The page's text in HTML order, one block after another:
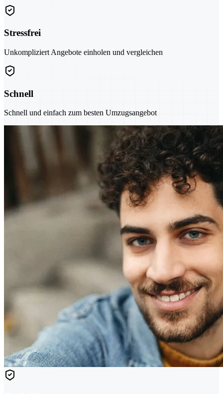
Stressfrei
Unkompliziert Angebote einholen und vergleichen
Schnell
Schnell und einfach zum besten Umzugsangebot